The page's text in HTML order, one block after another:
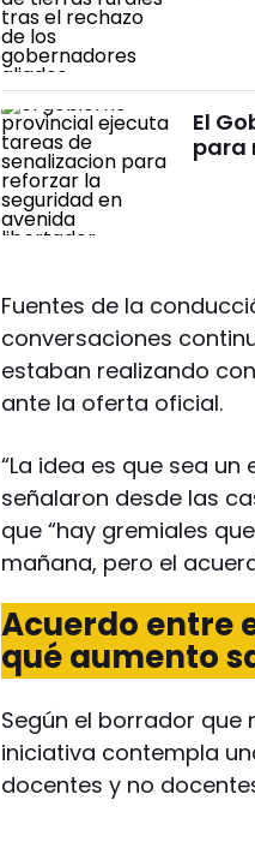
El
para
Fuentes de la
conversaciones
estaban realizando
ante la oferta oficial.
“La idea es que sea
señalaron desde las
que “hay gremiales
mañana, pero el
Acuerdo entre
qué aumento
Según el borrador que
iniciativa contempla
docentes y no